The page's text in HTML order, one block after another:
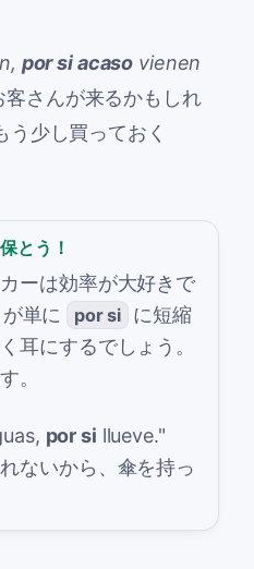
por si acaso vienen
客さんが来るかもしれ
う少し買っておく
とう！
ーは効率が大好きで
単に por si に短縮
耳にするでしょう。
。
por si llueve."
ないから、傘を持っ